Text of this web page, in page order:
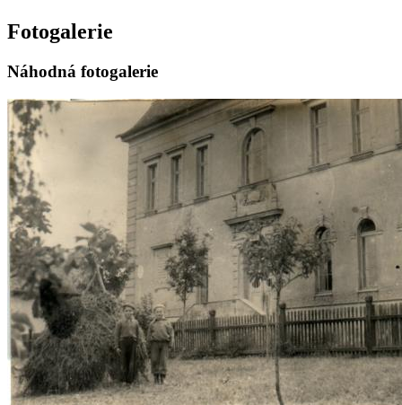
Fotogalerie
Náhodná fotogalerie